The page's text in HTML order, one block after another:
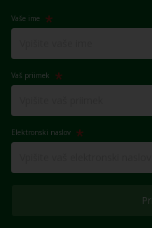
Vaše ime
Vaš priimek
Elektronski naslov